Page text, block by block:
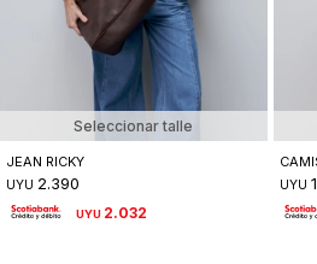
Seleccionar talle
JEAN RICKY
UYU 2.390
UYU 2.032
UYU